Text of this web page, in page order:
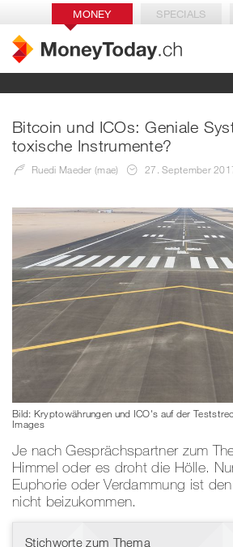
MONEY SPECIALS
Bitcoin und ICOs: Geniale
toxische Instrumente?
Ruedi Maeder (mae)
27. September
Bild: Kryptowährungen und ICO's auf der
Images
Je nach Gesprächspartner zum
Himmel oder es droht die Hölle.
Euphorie oder Verdammung ist
nicht beizukommen.
Stichworte zum Thema